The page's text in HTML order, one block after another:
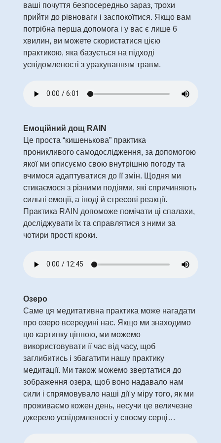
ваші почуття безпосередньо зараз, трохи
прийти до рівноваги і заспокоїтися. Якщо вам
потрібна перша допомога і у вас є лише 6
хвилин, ви можете скористатися цією
практикою, яка базується на підході
усвідомленості з урахуванням травм.
Емоційний дощ RAIN
Це проста “кишенькова” практика
проникливого самодослідження, за допомогою
якої ми описуємо свою внутрішню погоду та
вчимося адаптуватися до її змін. Щодня ми
стикаємося з різними подіями, які спричиняють
сильні емоції, а іноді й стресові реакції.
Практика RAIN допоможе помічати ці спалахи,
досліджувати їх та справлятися з ними за
чотири прості кроки.
Озеро
Саме ця медитативна практика може нагадати
про озеро всередині нас. Якщо ми знаходимо
цю картинку цінною, ми можемо
використовувати її час від часу, щоб
заглибитись і збагатити нашу практику
медитації. Ми також можемо звертатися до
зображення озера, щоб воно надавало нам
сили і спрямовувало наші дії у міру того, як ми
проживаємо кожен день, несучи це величезне
джерело усвідомленості у своєму серці…